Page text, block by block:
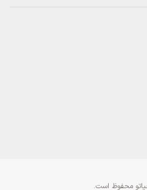
محفوظ است.